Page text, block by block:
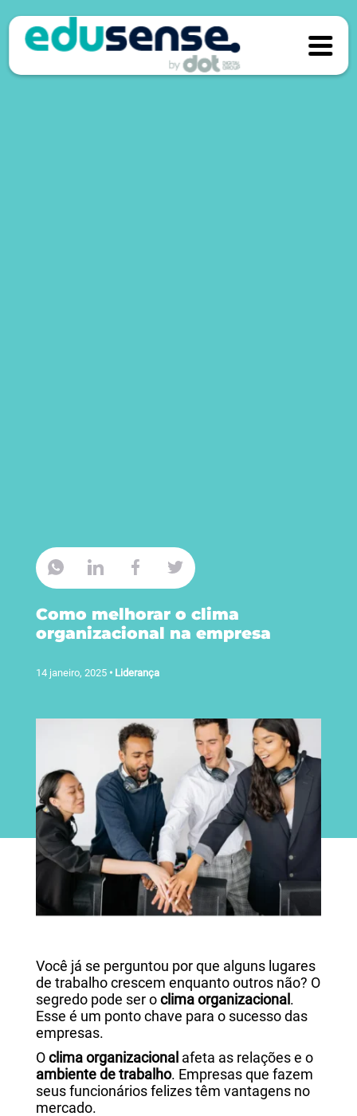
Como melhorar o clima
organizacional na empresa
14 janeiro, 2025 • Liderança
Você já se perguntou por que alguns lugares
de trabalho crescem enquanto outros não? O
segredo pode ser oclima organizacional.
Esse é um ponto chave para o sucesso das
empresas.
Oclima organizacionalafeta as relações e o
ambiente de trabalho. Empresas que fazem
seus funcionários felizes têm vantagens no
mercado.